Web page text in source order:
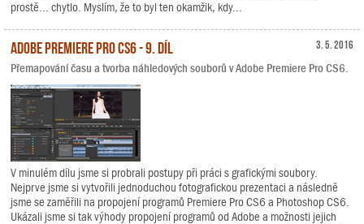
prostě... chytlo. Myslím, že to byl ten okamžik, kdy...
3. 5. 2016
Adobe Premiere Pro CS6 - 9. díl
Přemapování času a tvorba náhledových souborů v Adobe Premiere Pro CS6.
V minulém dílu jsme si probrali postupy při práci s grafickými soubory.
Nejprve jsme si vytvořili jednoduchou fotografickou prezentaci a následně
jsme se zaměřili na propojení programů Premiere Pro CS6 a Photoshop CS6.
Ukázali jsme si tak výhody propojení programů od Adobe a možnosti jejich